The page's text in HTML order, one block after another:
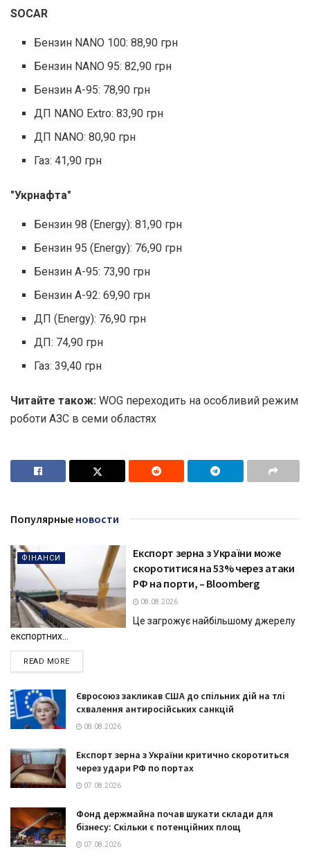
SOCAR
Бензин NANO 100: 88,90 грн
Бензин NANO 95: 82,90 грн
Бензин А-95: 78,90 грн
ДП NANO Extro: 83,90 грн
ДП NANO: 80,90 грн
Газ: 41,90 грн
"Укрнафта"
Бензин 98 (Energy): 81,90 грн
Бензин 95 (Energy): 76,90 грн
Бензин А-95: 73,90 грн
Бензин А-92: 69,90 грн
ДП (Energy): 76,90 грн
ДП: 74,90 грн
Газ: 39,40 грн
Читайте також: WOG переходить на особливий режим
роботи АЗС в семи областях
Популярные новости
ФІНАНСИ
Експорт зерна з України може
скоротитися на 53% через атаки
РФ на порти, – Bloomberg
08.08.2026
Це загрожує найбільшому джерелу
експортних...
READ MOREDETAILS
Євросоюз закликав США до спільних дій на тлі
схвалення антиросійських санкцій
08.08.2026
Експорт зерна з України критично скоротиться
через удари РФ по портах
07.08.2026
Фонд держмайна почав шукати склади для
бізнесу: Скільки є потенційних площ
07.08.2026